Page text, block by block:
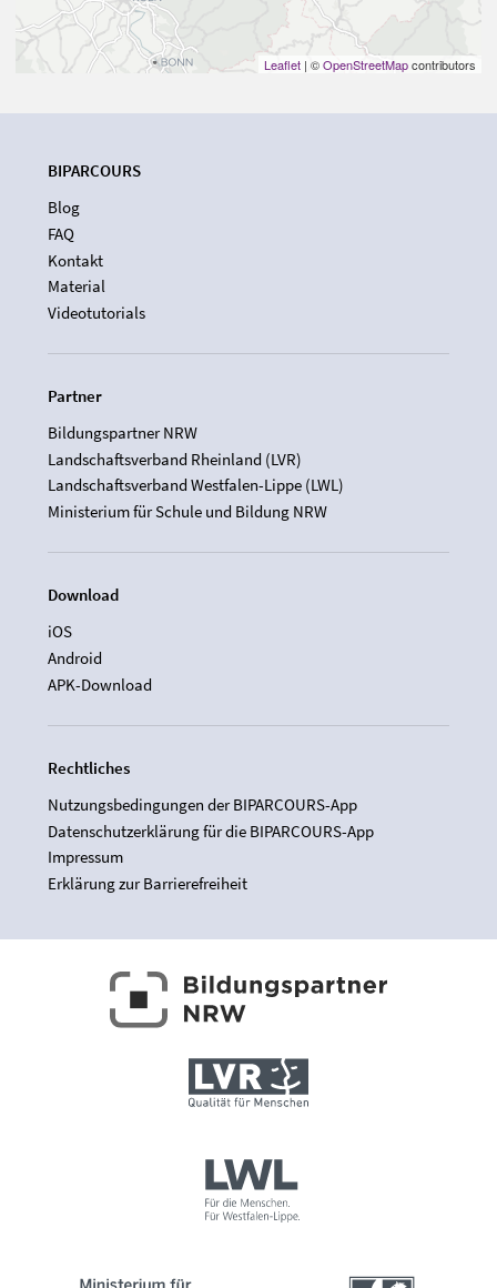
Leaflet | ©OpenStreetMapcontributors
BIPARCOURS
Blog
FAQ
Kontakt
Material
Videotutorials
Partner
Bildungspartner NRW
Landschaftsverband Rheinland (LVR)
Landschaftsverband Westfalen-Lippe (LWL)
Ministerium für Schule und Bildung NRW
Download
iOS
Android
APK-Download
Rechtliches
Nutzungsbedingungen der BIPARCOURS-App
Datenschutzerklärung für die BIPARCOURS-App
Impressum
Erklärung zur Barrierefreiheit